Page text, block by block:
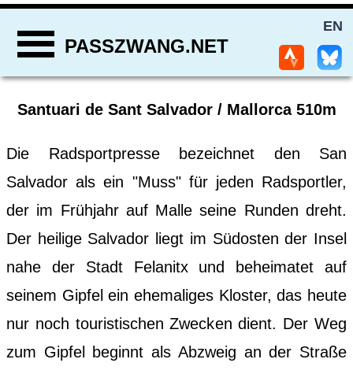
EN
PASSZWANG.NET
Santuari de Sant Salvador / Mallorca 510m
Die Radsportpresse bezeichnet den San
Salvador als ein "Muss" für jeden Radsportler,
der im Frühjahr auf Malle seine Runden dreht.
Der heilige Salvador liegt im Südosten der Insel
nahe der Stadt Felanitx und beheimatet auf
seinem Gipfel ein ehemaliges Kloster, das heute
nur noch touristischen Zwecken dient. Der Weg
zum Gipfel beginnt als Abzweig an der Straße